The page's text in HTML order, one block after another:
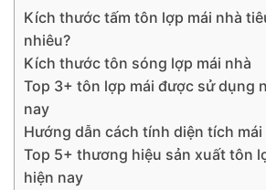
Kích thước tấm tôn lợp mái nhà
nhiêu?
Kích thước tôn sóng lợp mái nhà
Top 3+ tôn lợp mái được sử dụng
nay
Hướng dẫn cách tính diện tích
Top 5+ thương hiệu sản xuất tôn
hiện nay